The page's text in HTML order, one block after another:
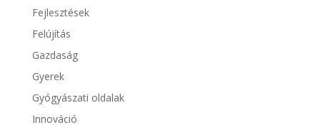
Fejlesztések
Felújítás
Gazdaság
Gyerek
Gyógyászati oldalak
Innováció